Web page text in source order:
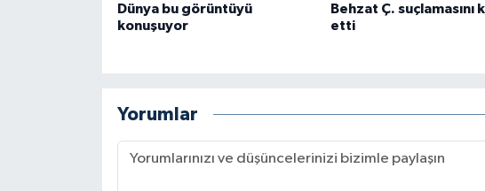
Dünya bu görüntüyü
konuşuyor
Behzat Ç. suçlamasını
etti
Yorumlar